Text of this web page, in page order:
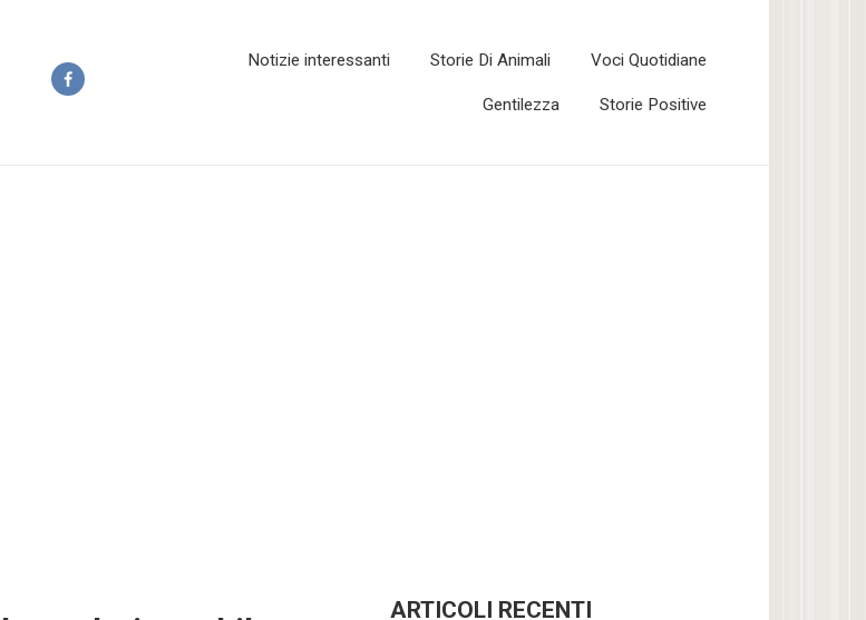
Notizie interessanti Storie Di Animali Voci Quotidiane
Gentilezza Storie Positive
ARTICOLI RECENTI